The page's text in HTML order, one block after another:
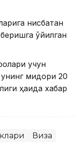
нисбатан
қўйилган
учун
миқдори 20
ҳақида хабар
Виза